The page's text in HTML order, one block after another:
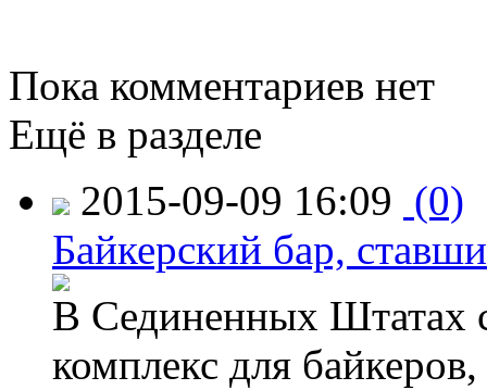
Пока комментариев нет
Ещё в разделе
2015-09-09 16:09 (0)
Байкерский бар,
В Сединенных Штатах
комплекс для